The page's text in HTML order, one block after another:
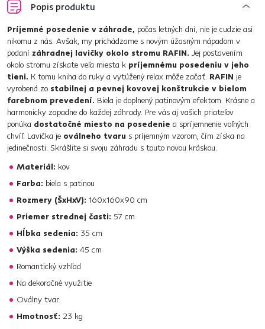
Popis produktu
Príjemné posedenie v záhrade, počas letných dní, nie je cudzie asi
nikomu z nás. Avšak, my prichádzame s novým úžasným nápadom v
podaní záhradnej lavičky okolo stromu RAFIN. Jej postavením
okolo stromu získate veľa miesta k príjemnému posedeniu v jeho
tieni. K tomu kniha do ruky a vytúžený relax môže začať. RAFIN je
vyrobená zo stabilnej a pevnej kovovej konštrukcie v bielom
farebnom prevedení. Biela je doplnený patinovým efektom. Krásne a
harmonicky zapadne do každej záhrady. Pre vás aj vašich priateľov
ponúka dostatočné miesto na posedenie a spríjemnenie voľných
chvíľ. Lavička je oválneho tvaru s príjemným vzorom, čím získa na
jedinečnosti. Skrášlite si svoju záhradu s touto novou kráskou.
Materiál: kov
Farba: biela s patinou
Rozmery (ŠxHxV): 160x160x90 cm
Priemer strednej časti: 57 cm
Hĺbka sedenia: 35 cm
Výška sedenia: 45 cm
Romantický vzhľad
Na dekoračné využitie
Oválny tvar
Hmotnosť: 23 kg